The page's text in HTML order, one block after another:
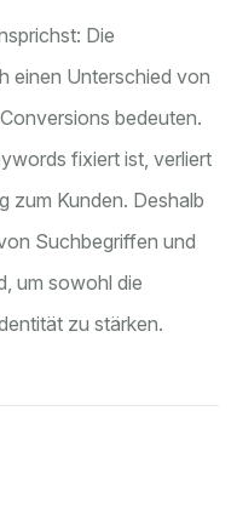
Die
einen Unterschied von
bedeuten.
fixiert ist, verliert
zum Kunden. Deshalb
Suchbegriffen und
um sowohl die
zu stärken.